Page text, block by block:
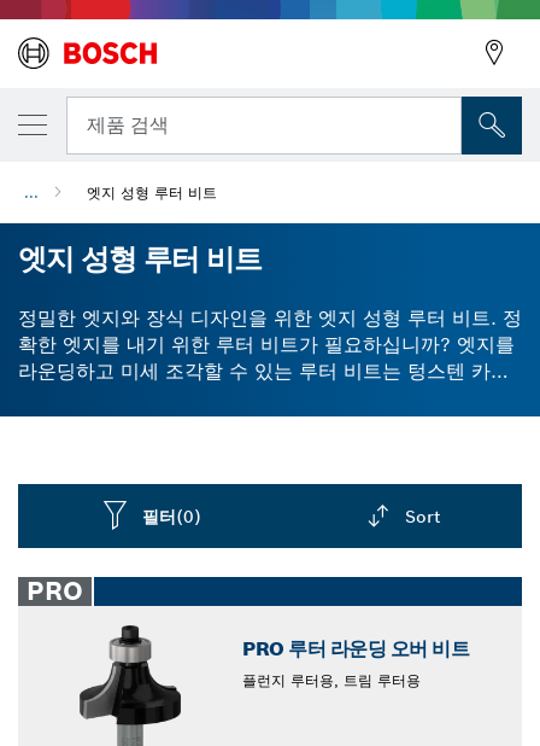
제품 검색
... 엣지 성형 루터 비트
엣지 성형 루터 비트
정밀한 엣지와 장식 디자인을 위한 엣지 성형 루터 비트. 정
확한 엣지를 내기 위한 루터 비트가 필요하십니까? 엣지를
라운딩하고 미세 조각할 수 있는 루터 비트는 텅스텐 카바
카바이드는 수명을 늘려주며 엣지를 더 정확하고 정밀하게
필터(0) Sort
closed
PRO
PRO 루터 라운딩 오버 비트
플런지 루터용, 트림 루터용